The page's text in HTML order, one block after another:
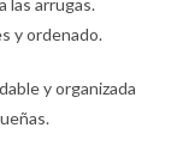
y ordenado.
y organizada